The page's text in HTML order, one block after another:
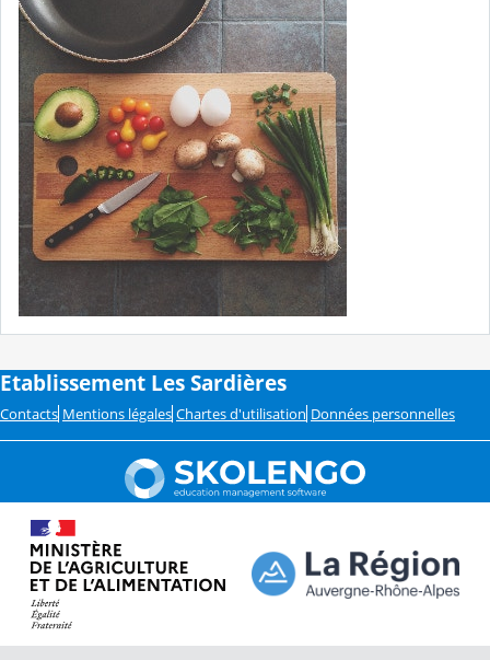
Etablissement Les Sardières
Contacts Mentions légales Chartes d'utilisation Données personnelles